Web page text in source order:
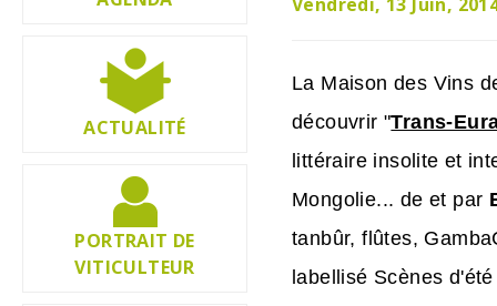
La Maison des Vins
découvrir "Trans-
littéraire insolite et
Mongolie... de et par
tanbûr, flûtes,
labellisé Scènes
ACTUALITÉ
PORTRAIT DE
VITICULTEUR